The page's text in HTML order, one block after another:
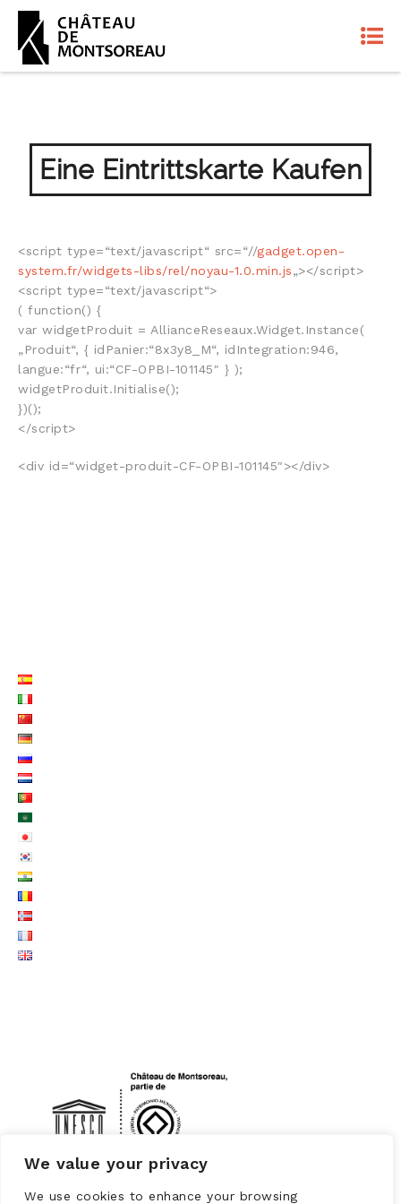
We value your privacy
We use cookies to enhance your browsing
Eine Eintrittskarte Kaufen
<script type=“text/javascript“ src=“//gadget.open-
system.fr/widgets-libs/rel/noyau-1.0.min.js„></script>
<script type=“text/javascript“>
( function() {
var widgetProduit = AllianceReseaux.Widget.Instance(
„Produit“, { idPanier:“8x3y8_M“, idIntegration:946,
langue:“fr“, ui:“CF-OPBI-101145″ } );
widgetProduit.Initialise();
})();
</script>
<div id=“widget-produit-CF-OPBI-101145″></div>